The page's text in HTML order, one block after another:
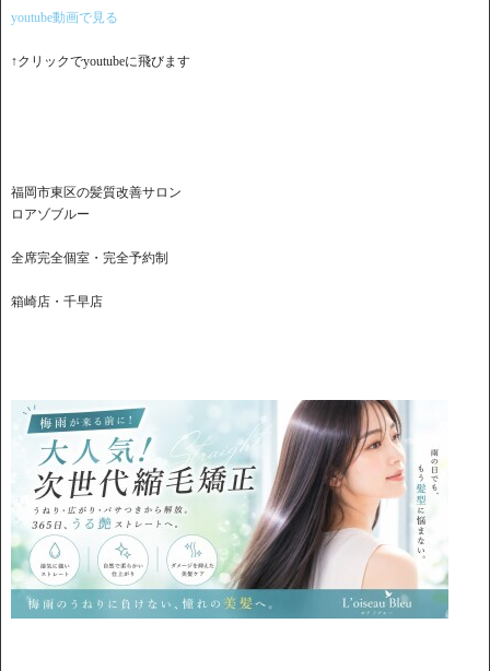
youtube動画で見る
↑クリックでyoutubeに飛びます
福岡市東区の髪質改善サロン
ロアゾブルー
全席完全個室・完全予約制
箱崎店・千早店